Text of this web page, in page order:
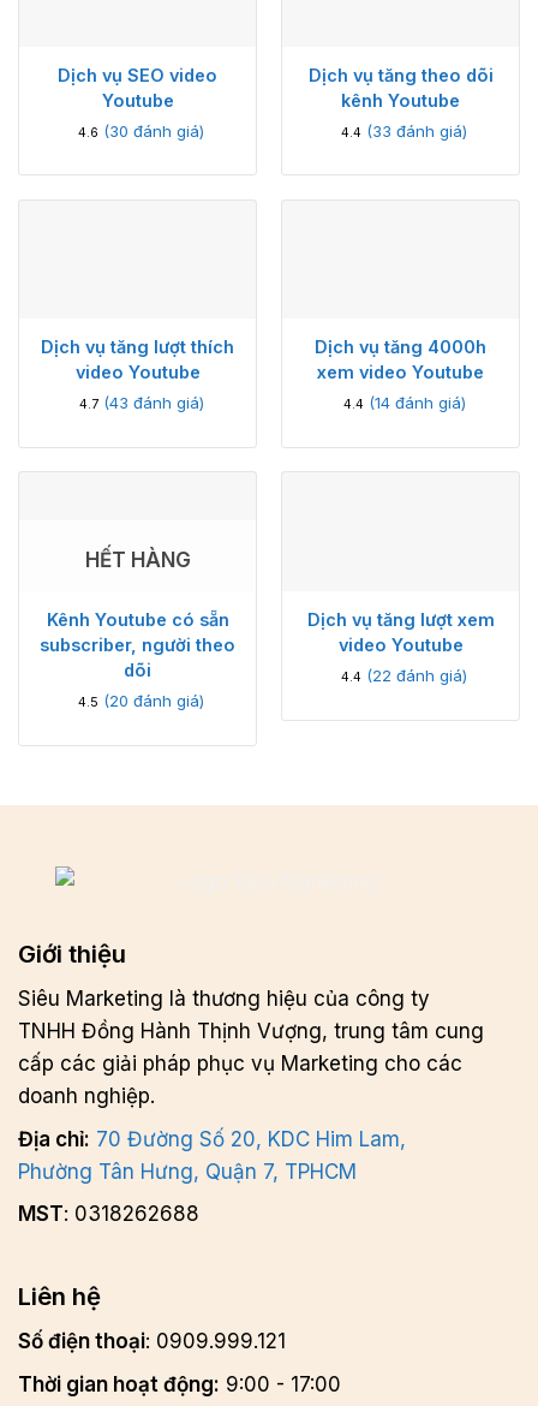
Dịch vụ SEO video
Youtube
4.6 (30 đánh giá)
Dịch vụ tăng theo dõi
kênh Youtube
4.4 (33 đánh giá)
Dịch vụ tăng lượt thích
video Youtube
4.7 (43 đánh giá)
Dịch vụ tăng 4000h
xem video Youtube
4.4 (14đánh giá)
HẾT HÀNG
Kênh Youtube có sẵn
subscriber, người theo
dõi
4.5 (20 đánh giá)
Dịch vụ tăng lượt xem
video Youtube
4.4 (22 đánh giá)
Giới thiệu
Siêu Marketing là thương hiệu của công ty
TNHH Đồng Hành Thịnh Vượng, trung tâm cung
cấp các giải pháp phục vụ Marketing cho các
doanh nghiệp.
Địa chỉ: 70 Đường Số 20, KDC Him Lam,
Phường Tân Hưng, Quận 7, TPHCM
MST: 0318262688
Liên hệ
Số điện thoại: 0909.999.121
Thời gian hoạt động: 9:00 - 17:00